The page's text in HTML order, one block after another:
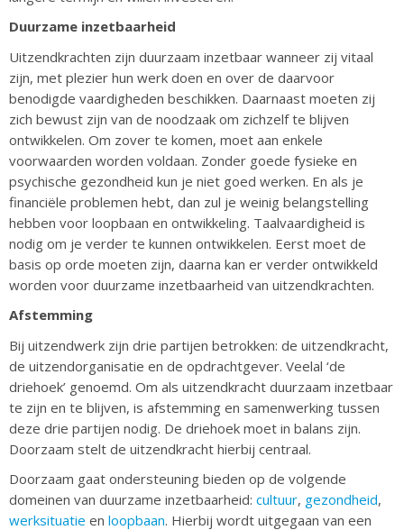
Duurzame inzetbaarheid
Uitzendkrachten zijn duurzaam inzetbaar wanneer zij vitaal
zijn, met plezier hun werk doen en over de daarvoor
benodigde vaardigheden beschikken. Daarnaast moeten zij
zich bewust zijn van de noodzaak om zichzelf te blijven
ontwikkelen. Om zover te komen, moet aan enkele
voorwaarden worden voldaan. Zonder goede fysieke en
psychische gezondheid kun je niet goed werken. En als je
financiële problemen hebt, dan zul je weinig belangstelling
hebben voor loopbaan en ontwikkeling. Taalvaardigheid is
nodig om je verder te kunnen ontwikkelen. Eerst moet de
basis op orde moeten zijn, daarna kan er verder ontwikkeld
worden voor duurzame inzetbaarheid van uitzendkrachten.
Afstemming
Bij uitzendwerk zijn drie partijen betrokken: de uitzendkracht,
de uitzendorganisatie en de opdrachtgever. Veelal ‘de
driehoek’ genoemd. Om als uitzendkracht duurzaam inzetbaar
te zijn en te blijven, is afstemming en samenwerking tussen
deze drie partijen nodig. De driehoek moet in balans zijn.
Doorzaam stelt de uitzendkracht hierbij centraal.
Doorzaam gaat ondersteuning bieden op de volgende
domeinen van duurzame inzetbaarheid: cultuur, gezondheid,
werksituatie en loopbaan. Hierbij wordt uitgegaan van een